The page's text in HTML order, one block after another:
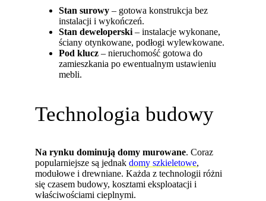
Stan surowy – gotowa konstrukcja bez
instalacji i wykończeń.
Stan deweloperski– instalacje wykonane,
ściany otynkowane, podłogi wylewkowane.
Pod klucz – nieruchomość gotowa do
zamieszkania po ewentualnym ustawieniu
mebli.
Technologia budowy
Na rynku dominują domy murowane. Coraz
popularniejsze są jednakdomy szkieletowe,
modułowe i drewniane. Każda z technologii różni
się czasem budowy, kosztami eksploatacji i
właściwościami cieplnymi.